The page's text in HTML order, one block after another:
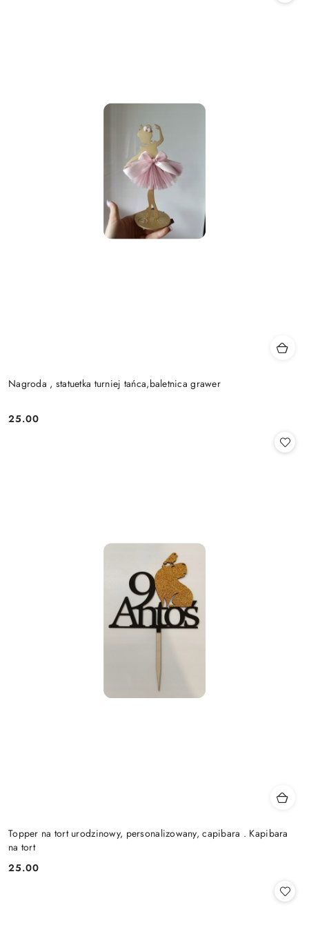
Nagroda , statuetka turniej tańca,baletnica grawer
Cena:
25.00
Topper na tort urodzinowy, personalizowany, capibara . Kapibara
na tort
Cena:
25.00